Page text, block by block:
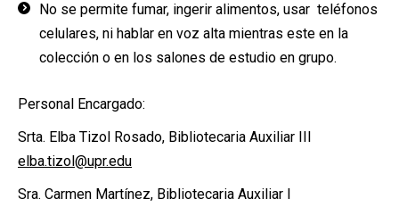
No se permite fumar, ingerir alimentos, usar teléfonos
celulares, ni hablar en voz alta mientras este en la
colección o en los salones de estudio en grupo.
Personal Encargado:
Srta. Elba Tizol Rosado, Bibliotecaria Auxiliar III
elba.tizol@upr.edu
Sra. Carmen Martínez, Bibliotecaria Auxiliar I